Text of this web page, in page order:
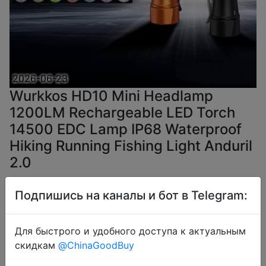
2026-06-23
Wurkkos HD10 Mini Headlamp
1200LM Rechargeable LED Torch
14500 EDC Lamp IP68 Waterproof
Hiking Running Fishing Light Anduril
2.0
$14.3
Промокод:
Подпишись на каналы и бот в Telegram:
Для быстрого и удобного доступа к актуальным
скидкам @ChinaGoodBuy